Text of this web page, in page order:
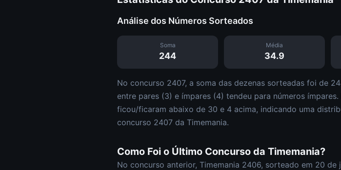
Análise dos Números Sorteados
Soma
244
Média
34.9
No concurso 2407, a soma das dezenas sorteadas foi de
entre pares (3) e ímpares (4) tendeu para números ímpares.
ficou/ficaram abaixo de 30 e 4 acima, indicando uma
concurso 2407 da Timemania.
Como Foi o Último Concurso da Timemania?
No concurso anterior, Timemania 2406, sorteado em 20 de